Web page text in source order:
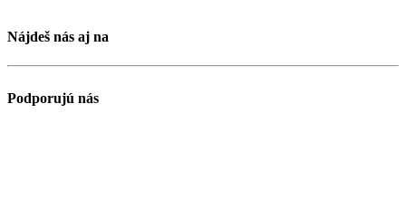
Nájdeš nás aj na
Podporujú nás